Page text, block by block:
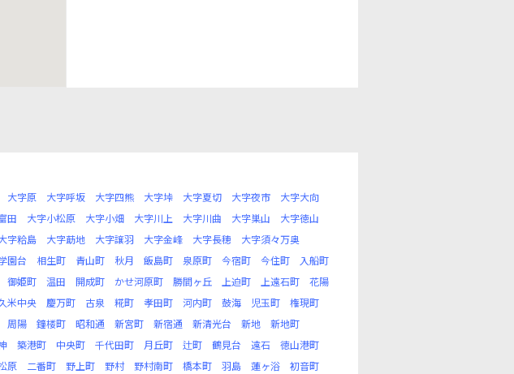
大字原 大字呼坂 大字四熊 大字垰 大字夏切 大字夜市
大字大向
田 大字小松原 大字小畑 大字川上 大字川曲 大字巣山
大字徳山
字粭島 大字莇地 大字譲羽 大字金峰 大字長穂
大字須々万奥
園台 相生町 青山町 秋月 飯島町 泉原町 今宿町 今住町
入船町
御姫町 温田 開成町 かせ河原町 勝間ヶ丘 上迫町 上遠石町
花陽
米中央 慶万町 古泉 糀町 孝田町 河内町 鼓海 児玉町
権現町
周陽 鐘楼町 昭和通 新宮町 新宿通 新清光台 新地
新地町
築港町 中央町 千代田町 月丘町 辻町 鶴見台 遠石
徳山港町
原 二番町 野上町 野村 野村南町 橋本町 羽島 蓮ヶ浴
初音町